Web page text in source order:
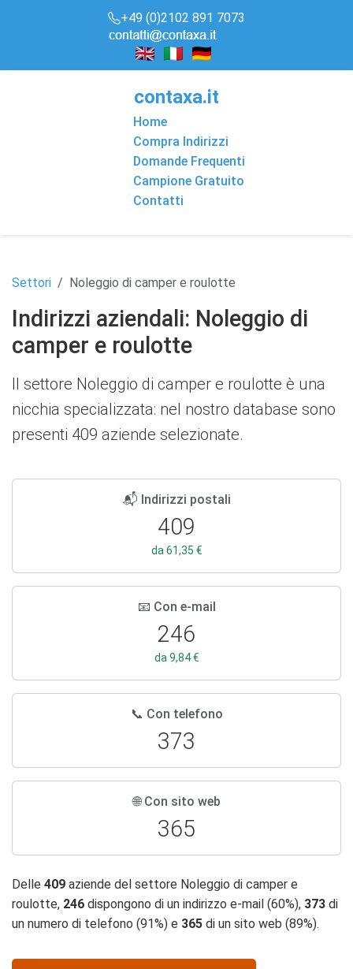
+49 (0)2102 891 7073
contaxa.it
Home
Compra Indirizzi
Domande Frequenti
Campione Gratuito
Contatti
Settori Noleggio di camper e roulotte
Indirizzi aziendali: Noleggio di
camper e roulotte
Il settore Noleggio di camper e roulotte è una
nicchia specializzata: nel nostro database sono
presenti 409 aziende selezionate.
📬 Indirizzi postali
409
da 61,35 €
📧 Con e-mail
246
da 9,84 €
📞 Con telefono
373
🌐 Con sito web
365
Delle 409 aziende del settore Noleggio di camper e
roulotte, 246 dispongono di un indirizzo e-mail (60%), 373 di
un numero di telefono (91%) e 365 di un sito web (89%).